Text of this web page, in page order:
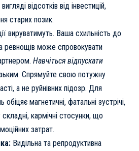
вигляді відсотків від інвестицій,
старих позик.
вируватимуть. Ваша схильність до
ревнощів може спровокувати
Навчіться відпускати
Спрямуйте свою потужну
а не руйнівних підозр. Для
обіцяє магнетичні, фатальні зустрічі,
кармічні стосунки, що
затрат.
Видільна та репродуктивна